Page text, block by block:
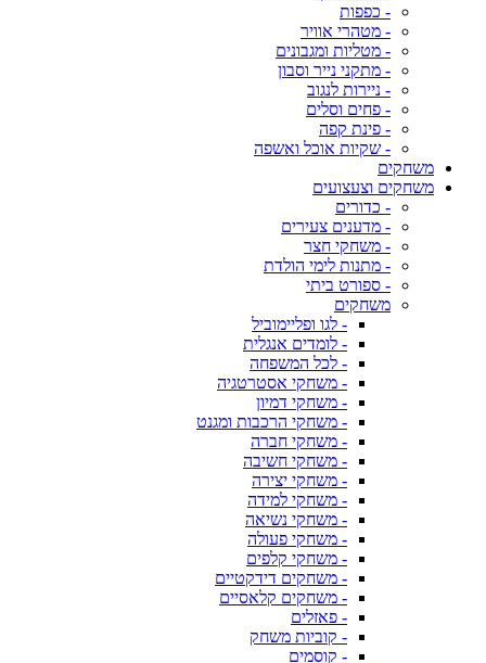
- כפפות
- מטהרי אוויר
- מטליות ומגבונים
- מתקני נייר וסבון
- ניירות לנגוב
- פחים וסלים
- פינת קפה
- שקיות אוכל ואשפה
משחקים
משחקים וצעצועים
- כדורים
- מדענים צעירים
- משחקי חצר
- מתנות לימי הולדת
- ספורט ביתי
משחקים
- לגו ופליימוביל
- לומדים אנגלית
- לכל המשפחה
- משחקי אסטרטגיה
- משחקי דמיון
- משחקי הרכבות ומגנט
- משחקי חברה
- משחקי חשיבה
- משחקי יצירה
- משחקי למידה
- משחקי נשיאה
- משחקי פעולה
- משחקי קלפים
- משחקים דידקטיים
- משחקים קלאסיים
- פאזלים
- קוביות משחק
- קוסמים